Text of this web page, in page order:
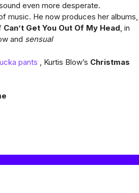
even more desperate.
music. He now produces her albums,
Can’t Get You Out Of My Head, in
and sensual
pants , Kurtis Blow’s Christmas